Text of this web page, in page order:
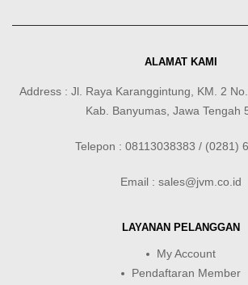
ALAMAT KAMI
Address : Jl. Raya Karanggintung, KM. 2
Kab. Banyumas, Jawa Tengah
Telepon : 08113038383 / (0281)
Email : sales@jvm.co.id
LAYANAN PELANGGAN
My Account
Pendaftaran Member